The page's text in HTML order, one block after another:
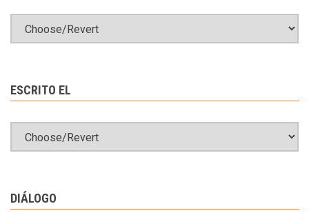
ESCRITO EL
DIÁLOGO